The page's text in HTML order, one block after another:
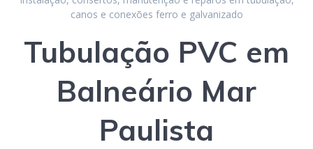
canos e conexões ferro e galvanizado
Tubulação PVC em
Balneário Mar
Paulista